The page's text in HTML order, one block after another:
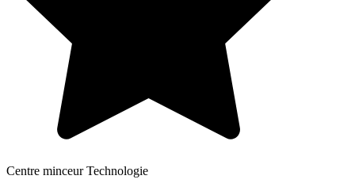
Centre minceur Technologie